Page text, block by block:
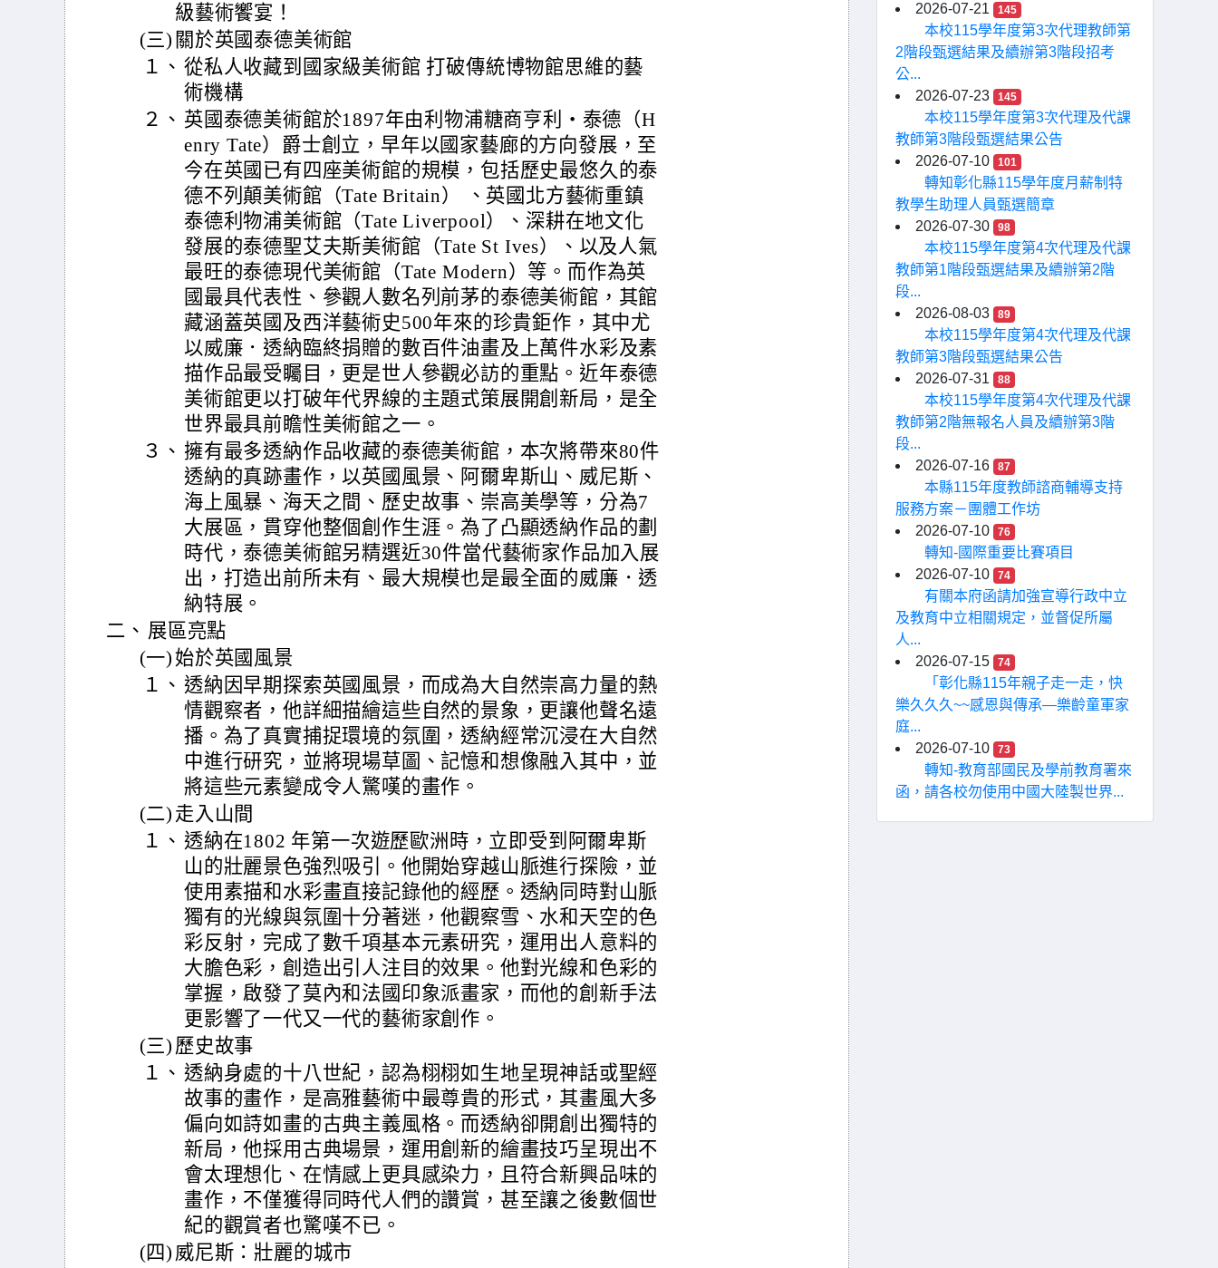
級藝術饗宴！
(三) 關於英國泰德美術館
１、 從私人收藏到國家級美術館 打破傳統博物館思維的藝
術機構
２、 英國泰德美術館於1897年由利物浦糖商亨利・泰德（H
enry Tate）爵士創立，早年以國家藝廊的方向發展，至
今在英國已有四座美術館的規模，包括歷史最悠久的泰
德不列顛美術館（Tate Britain） 、英國北方藝術重鎮
泰德利物浦美術館（Tate Liverpool）、深耕在地文化
發展的泰德聖艾夫斯美術館（Tate St Ives）、以及人氣
最旺的泰德現代美術館（Tate Modern）等。而作為英
國最具代表性、參觀人數名列前茅的泰德美術館，其館
藏涵蓋英國及西洋藝術史500年來的珍貴鉅作，其中尤
以威廉．透納臨終捐贈的數百件油畫及上萬件水彩及素
描作品最受矚目，更是世人參觀必訪的重點。近年泰德
美術館更以打破年代界線的主題式策展開創新局，是全
世界最具前瞻性美術館之一。
３、 擁有最多透納作品收藏的泰德美術館，本次將帶來80件
透納的真跡畫作，以英國風景、阿爾卑斯山、威尼斯、
海上風暴、海天之間、歷史故事、崇高美學等，分為7
大展區，貫穿他整個創作生涯。為了凸顯透納作品的劃
時代，泰德美術館另精選近30件當代藝術家作品加入展
出，打造出前所未有、最大規模也是最全面的威廉．透
納特展。
二、 展區亮點
(一)始於英國風景
１、 透納因早期探索英國風景，而成為大自然崇高力量的熱
情觀察者，他詳細描繪這些自然的景象，更讓他聲名遠
播。為了真實捕捉環境的氛圍，透納經常沉浸在大自然
中進行研究，並將現場草圖、記憶和想像融入其中，並
將這些元素變成令人驚嘆的畫作。
(二) 走入山間
１、 透納在1802 年第一次遊歷歐洲時，立即受到阿爾卑斯
山的壯麗景色強烈吸引。他開始穿越山脈進行探險，並
使用素描和水彩畫直接記錄他的經歷。透納同時對山脈
獨有的光線與氛圍十分著迷，他觀察雪、水和天空的色
彩反射，完成了數千項基本元素研究，運用出人意料的
大膽色彩，創造出引人注目的效果。他對光線和色彩的
掌握，啟發了莫內和法國印象派畫家，而他的創新手法
更影響了一代又一代的藝術家創作。
(三) 歷史故事
１、 透納身處的十八世紀，認為栩栩如生地呈現神話或聖經
故事的畫作，是高雅藝術中最尊貴的形式，其畫風大多
偏向如詩如畫的古典主義風格。而透納卻開創出獨特的
新局，他採用古典場景，運用創新的繪畫技巧呈現出不
會太理想化、在情感上更具感染力，且符合新興品味的
畫作，不僅獲得同時代人們的讚賞，甚至讓之後數個世
紀的觀賞者也驚嘆不已。
(四) 威尼斯：壯麗的城市
2026-07-21
145
本校115學年度第3次代理教師第
2階段甄選結果及續辦第3階段招考
公...
2026-07-23
145
本校115學年度第3次代理及代課
教師第3階段甄選結果公告
2026-07-10
101
轉知彰化縣115學年度月薪制特
教學生助理人員甄選簡章
2026-07-30
98
本校115學年度第4次代理及代課
教師第1階段甄選結果及續辦第2階
段...
2026-08-03
89
本校115學年度第4次代理及代課
教師第3階段甄選結果公告
2026-07-31
88
本校115學年度第4次代理及代課
教師第2階無報名人員及續辦第3階
段...
2026-07-16
87
本縣115年度教師諮商輔導支持
服務方案－團體工作坊
2026-07-10
76
轉知-國際重要比賽項目
2026-07-10
74
有關本府函請加強宣導行政中立
及教育中立相關規定，並督促所屬
人...
2026-07-15
74
「彰化縣115年親子走一走，快
樂久久久~~感恩與傳承—樂齡童軍家
庭...
2026-07-10
73
轉知-教育部國民及學前教育署來
函，請各校勿使用中國大陸製世界...